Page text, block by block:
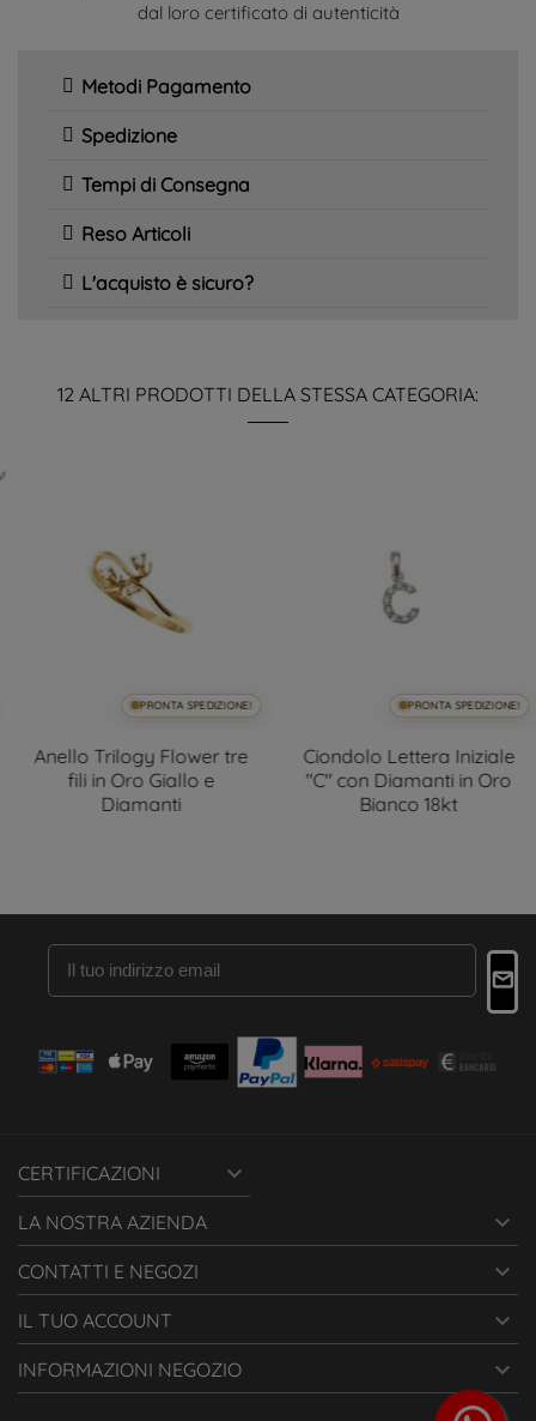
dal loro certificato di autenticità
Metodi Pagamento
Spedizione
Tempi di Consegna
Reso Articoli
L'acquisto è sicuro?
12 ALTRI PRODOTTI DELLA STESSA CATEGORIA:
PRONTA SPEDIZIONE!
Anello Trilogy Flower tre
fili in Oro Giallo e
Diamanti
PRONTA SPEDIZIONE!
Ciondolo Lettera Iniziale
"C" con Diamanti in Oro
Bianco 18kt
CERTIFICAZIONI 
LA NOSTRA AZIENDA 
CONTATTI E NEGOZI 
IL TUO ACCOUNT 
INFORMAZIONI NEGOZIO 